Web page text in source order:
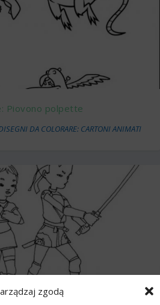
zgodą
Piovono polpette
DA COLORARE: CARTONI ANIMATI